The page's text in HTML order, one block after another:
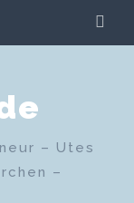
– Utes
–